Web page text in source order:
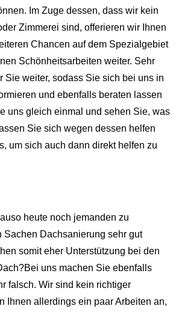
Im Zuge dessen, dass wir kein
Zimmerei sind, offerieren wir Ihnen
Chancen auf dem Spezialgebiet
Schönheitsarbeiten weiter. Sehr
Sie weiter, sodass Sie sich bei uns in
und ebenfalls beraten lassen
uns gleich einmal und sehen Sie, was
Sie sich wegen dessen helfen
um sich auch dann direkt helfen zu
heute noch jemanden zu
Sachen Dachsanierung sehr gut
somit eher Unterstützung bei den
uns machen Sie ebenfalls
falsch. Wir sind kein richtiger
Ihnen allerdings ein paar Arbeiten an,